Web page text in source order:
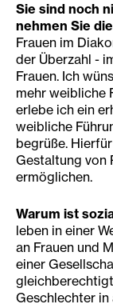
Sie sind noch
nehmen Sie
Frauen im
der Überzahl -
Frauen. Ich
mehr weibliche
erlebe ich ein
weibliche
begrüße.
Gestaltung von
ermöglichen.
Warum ist
leben in einer
an Frauen und
einer
Geschlechter